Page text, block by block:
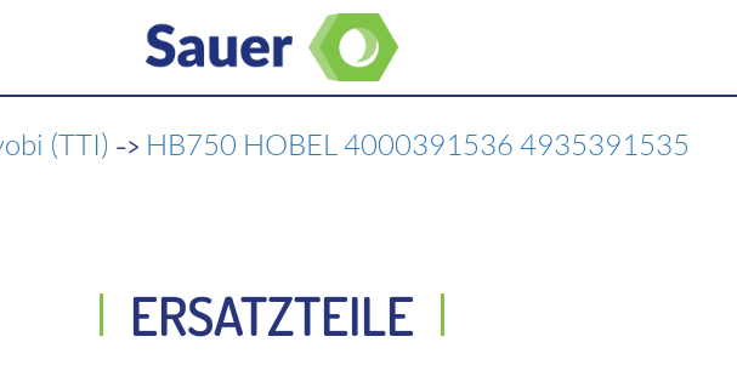
(TTI) -> HB750 HOBEL 4000391536 4935391535
ERSATZTEILE